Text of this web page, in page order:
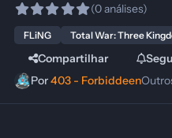
(0 análises)
FLiNG Total War: Three
Compartilhar
Por403 - Forbiddeen